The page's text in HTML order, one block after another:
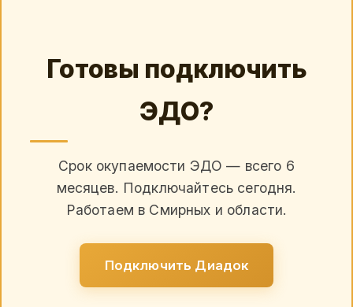
Готовы подключить
ЭДО?
Срок окупаемости ЭДО — всего 6
месяцев. Подключайтесь сегодня.
Работаем в Смирных и области.
Подключить Диадок